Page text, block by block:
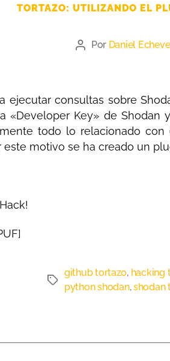
TORTAZO: UTILIZANDO EL
Por Daniel
ejecutar consultas sobre
«Developer Key» de Shodan
todo lo relacionado
este motivo se ha creado un
github tortazo, hacking
python shodan,shodan